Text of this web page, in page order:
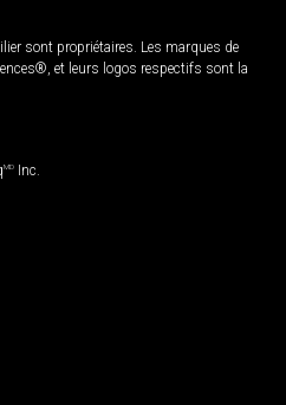
sont propriétaires. Les marques de
et leurs logos respectifs sont la
MD Inc.